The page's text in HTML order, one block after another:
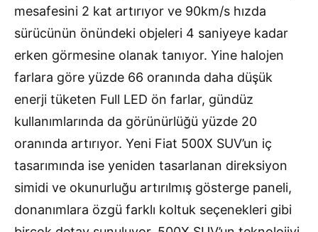
mesafesini 2 kat artırıyor ve 90km/s hızda
sürücünün önündeki objeleri 4 saniyeye kadar
erken görmesine olanak tanıyor. Yine halojen
farlara göre yüzde 66 oranında daha düşük
enerji tüketen Full LED ön farlar, gündüz
kullanımlarında da görünürlüğü yüzde 20
oranında artırıyor. Yeni Fiat 500X SUV’un iç
tasarımında ise yeniden tasarlanan direksiyon
simidi ve okunurluğu artırılmış gösterge paneli,
donanımlara özgü farklı koltuk seçenekleri gibi